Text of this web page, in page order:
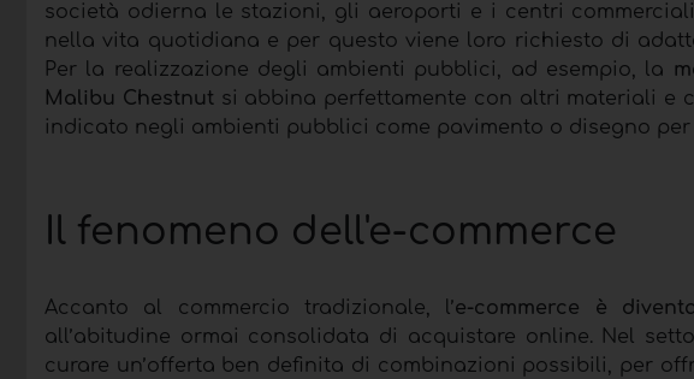
società odierna le stazioni, gli aeroporti e i centri
nella vita quotidiana e per questo viene loro richiesto di
Per la realizzazione degli ambienti pubblici, ad esempio, la
Malibu Chestnutsi abbina perfettamente con altri materiali e
indicato negli ambienti pubblici come pavimento o disegno per
Il fenomeno dell'e-commerce
Accanto al commercio tradizionale, l’e-commerce è
all’abitudine ormai consolidata di acquistare online. Nel
curare un’offerta ben definita di combinazioni possibili, per